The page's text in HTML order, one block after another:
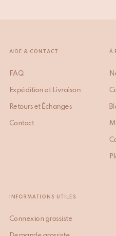
AIDE & CONTACT
FAQ
Expédition et Livraison
Retours et Échanges
Contact
À
INFORMATIONS UTILES
Connexion grossiste